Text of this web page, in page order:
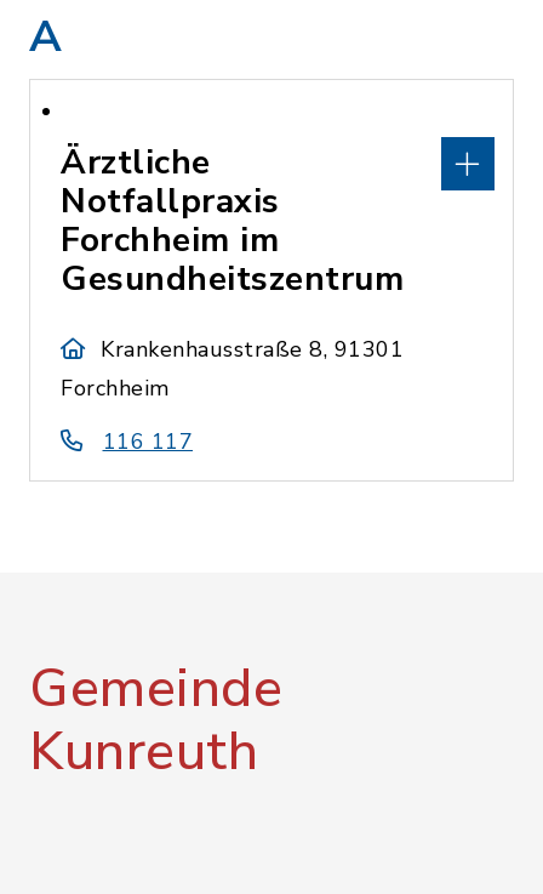
A
Ärztliche
Notfallpraxis
Forchheim im
Gesundheitszentrum
Krankenhausstraße 8, 91301
Forchheim
116 117
Gemeinde
Kunreuth